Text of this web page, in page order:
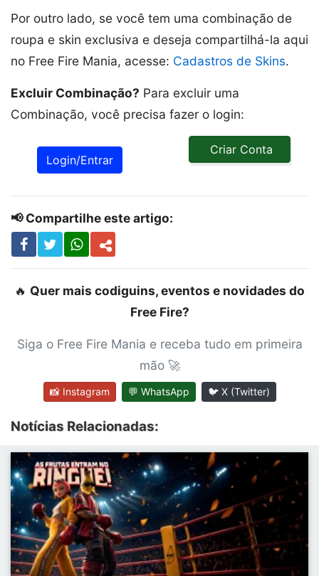
Por outro lado, se você tem uma combinação de
roupa e skin exclusiva e deseja compartilhá-la aqui
no Free Fire Mania, acesse: Cadastros de Skins.
Excluir Combinação? Para excluir uma
Combinação, você precisa fazer o login:
Login/Entrar
Criar Conta
📢 Compartilhe este artigo:
🔥 Quer mais codiguins, eventos e novidades do
Free Fire?
Siga o Free Fire Mania e receba tudo em primeira
mão 🚀
📸 Instagram 💬 WhatsApp 🐦 X (Twitter)
Notícias Relacionadas: